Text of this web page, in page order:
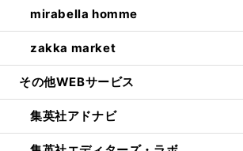
mirabella homme
zakka market
その他WEBサービス
集英社アドナビ